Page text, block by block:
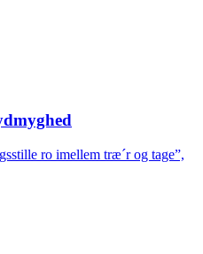
ro imellem træ´r og tage”,